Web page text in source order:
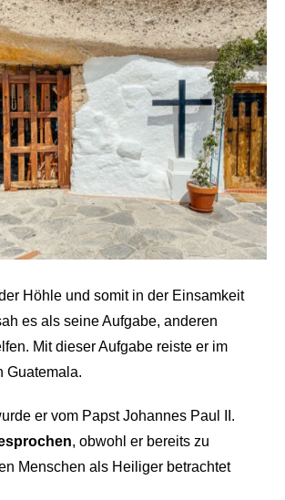
Höhle und somit in der Einsamkeit
es als seine Aufgabe, anderen
Mit dieser Aufgabe reiste er im
Guatemala.
er vom Papst Johannes Paul II.
, obwohl er bereits zu
Menschen als Heiliger betrachtet